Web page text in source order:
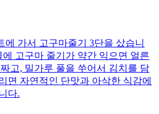
에 가서 고구마줄기 3단을 샀습니
고구마 줄기가 약간 익으면 얼른
고, 밀가루 풀을 쑤어서 김치를 담
면 자연적인 단맛과 아삭한 식감에
다.